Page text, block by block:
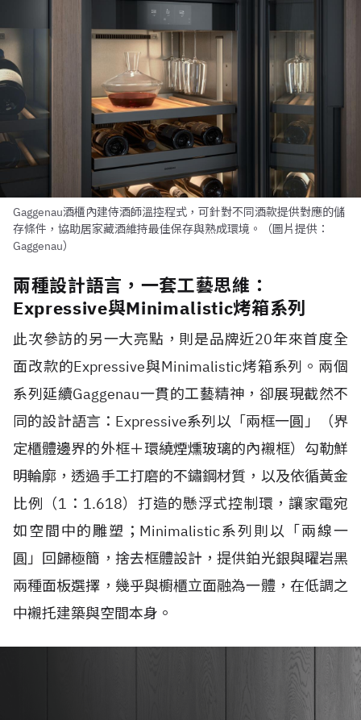
Gaggenau酒櫃內建侍酒師溫控程式，可針對不同酒款提供對應的儲
存條件，協助居家藏酒維持最佳保存與熟成環境。（圖片提供：
Gaggenau）
兩種設計語言，一套工藝思維：
Expressive與Minimalistic烤箱系列
此次參訪的另一大亮點，則是品牌近20年來首度全
面改款的Expressive與Minimalistic烤箱系列。兩個
系列延續Gaggenau一貫的工藝精神，卻展現截然不
同的設計語言：Expressive系列以「兩框一圓」（界
定櫃體邊界的外框＋環繞煙燻玻璃的內襯框）勾勒鮮
明輪廓，透過手工打磨的不鏽鋼材質，以及依循黃金
比例（1：1.618）打造的懸浮式控制環，讓家電宛
如空間中的雕塑；Minimalistic系列則以「兩線一
圓」回歸極簡，捨去框體設計，提供鉑光銀與曜岩黑
兩種面板選擇，幾乎與櫥櫃立面融為一體，在低調之
中襯托建築與空間本身。